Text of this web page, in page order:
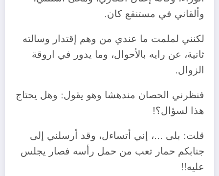
وألقاني في مستنقع كان.
لكنني لملمت ما عندي من وهم إقتدار وسالته
ثانية، عن رايه بالأحوال، وما يدور في اروقة
الزوال.
فنظرني الحصان مندهشا وهو يقول: وهل يحتاج
هذا لسؤال؟!
قلت: بلى …، إني أتساءل، وقد أرسلني إلى
جنابكم حمار تعب من حمل رأسه فصار يجلس
عليه!!